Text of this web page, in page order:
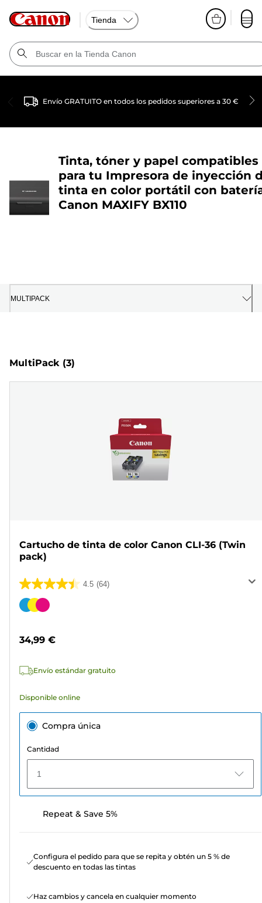
Tienda
Envío GRATUITO en todos los pedidos superiores a 30 €
Tinta, tóner y papel compatibles
para tu Impresora de inyección
tinta en color portátil con
Canon MAXIFY BX110
MULTIPACK
MultiPack (3)
Cartucho de tinta de color Canon CLI-36 (Twin
pack)
4.5 (64)
4.5
de
64
Cartucho
34,99 €
Envío estándar gratuito
Disponible online
Compra única
Cantidad
1
Repeat & Save 5%
Configura el pedido para que se repita y obtén un 5 % de
descuento en todas las tintas
Haz cambios y cancela en cualquier momento